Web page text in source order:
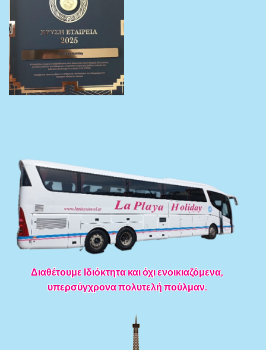
Διαθέτουμε Ιδιόκτητα και όχι ενοικιαζόμενα,
υπερσύγχρονα πολυτελή πούλμαν.